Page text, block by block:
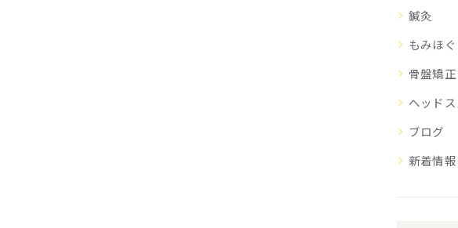
鍼灸
もみほぐ
骨盤矯正
ヘッド
ブログ
新着情報